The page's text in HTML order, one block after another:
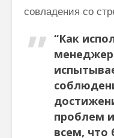
совладения со
“Как
проблем
всем,
Гиты,
йоги…”